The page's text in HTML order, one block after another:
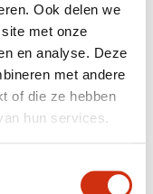
Ook delen we
met onze
en analyse. Deze
met andere
of die ze hebben
hun services.